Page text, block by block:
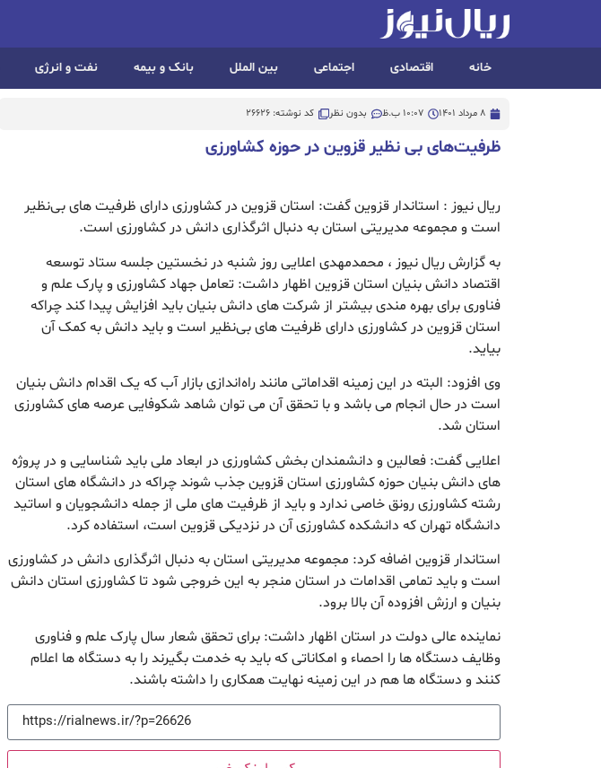
خانه اقتصادی اجتماعی بین الملل بانک و بیمه نفت و انرژی
8 مرداد 1401 10:07 ب.ظ بدون نظر کد نوشته: 26626
ظرفیت‌های بی نظیر قزوین در حوزه کشاورزی
ریال نیوز : استاندار قزوین گفت: استان قزوین در کشاورزی دارای ظرفیت های بی‌نظیر
است و مجموعه مدیریتی استان به دنبال اثرگذاری دانش در کشاورزی است.
به گزارش ریال نیوز ، محمدمهدی اعلایی روز شنبه در نخستین جلسه ستاد توسعه
اقتصاد دانش بنیان استان قزوین اظهار داشت: تعامل جهاد کشاورزی و پارک علم و
فناوری برای بهره مندی بیشتر از شرکت های دانش بنیان باید افزایش پیدا کند چراکه
استان قزوین در کشاورزی دارای ظرفیت های بی‌نظیر است و باید دانش به کمک آن
بیاید.
وی افزود: البته در این زمینه اقداماتی مانند راه‌اندازی بازار آب که یک اقدام دانش بنیان
است در حال انجام می باشد و با تحقق آن می توان شاهد شکوفایی عرصه های کشاورزی
استان شد.
اعلایی گفت: فعالین و دانشمندان بخش کشاورزی در ابعاد ملی باید شناسایی و در پروژه
های دانش بنیان حوزه کشاورزی استان قزوین جذب شوند چراکه در دانشگاه های استان
رشته کشاورزی رونق خاصی ندارد و باید از ظرفیت های ملی از جمله دانشجویان و اساتید
دانشگاه تهران که دانشکده کشاورزی آن در نزدیکی قزوین است، استفاده کرد.
استاندار قزوین اضافه کرد: مجموعه مدیریتی استان به دنبال اثرگذاری دانش در کشاورزی
است و باید تمامی اقدامات در استان منجر به این خروجی شود تا کشاورزی استان دانش
بنیان و ارزش افزوده آن بالا برود.
نماینده عالی دولت در استان اظهار داشت: برای تحقق شعار سال پارک علم و فناوری
وظایف دستگاه ها را احصاء و امکاناتی که باید به خدمت بگیرند را به دستگاه ها اعلام
کنند و دستگاه ها هم در این زمینه نهایت همکاری را داشته باشند.